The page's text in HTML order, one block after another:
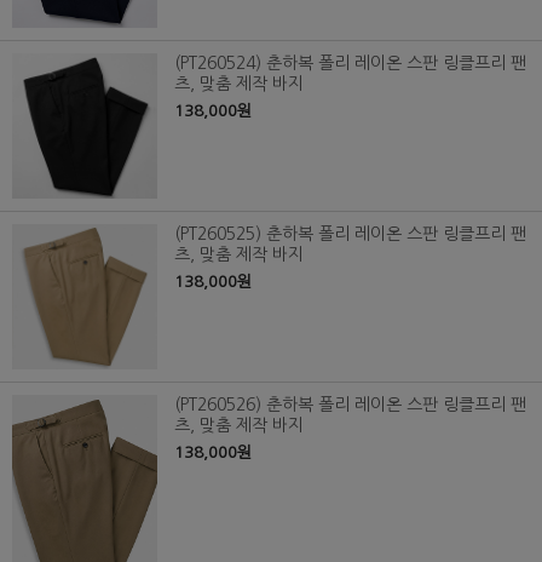
(PT260524) 춘하복 폴리 레이온 스판 링클프리 팬
츠, 맞춤 제작 바지
138,000원
(PT260525) 춘하복 폴리 레이온 스판 링클프리 팬
츠, 맞춤 제작 바지
138,000원
(PT260526) 춘하복 폴리 레이온 스판 링클프리 팬
츠, 맞춤 제작 바지
138,000원